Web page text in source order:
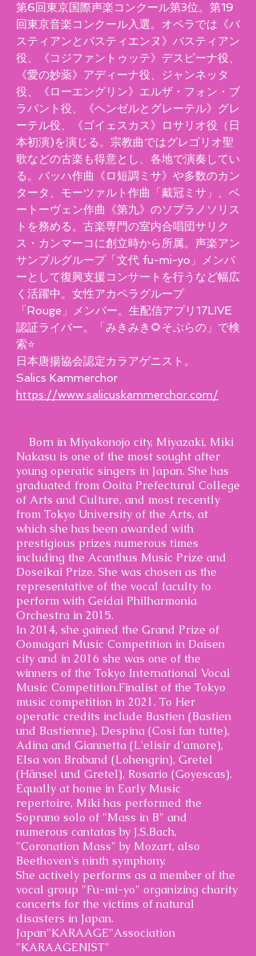
第6回東京国際声楽コンクール第3位。第19
回東京音楽コンクール入選。オペラでは《バ
スティアンとバスティエンヌ》バスティアン
役、《コジファントゥッテ》デスピーナ役、
《愛の妙薬》アディーナ役、ジャンネッタ
役、《ローエングリン》エルザ・フォン・ブ
ラバント役、《ヘンゼルとグレーテル》グレ
ーテル役、《ゴイェスカス》ロサリオ役（日
本初演)を演じる。宗教曲ではグレゴリオ聖
歌などの古楽も得意とし、各地で演奏してい
る。バッハ作曲《ロ短調ミサ》や多数のカン
タータ、モーツァルト作曲「戴冠ミサ」、ベ
ートーヴェン作曲《第九》のソプラノソリス
トを務める。 古楽専門の室内合唱団サリク
ス・カンマーコに創立時から所属。 声楽アン
サンブルグループ「文代 fu-mi-yo」メンバ
ーとして復興支援コンサートを行うなど幅広
く活躍中。女性アカペラグループ
「Rouge」メンバー。生配信アプリ17LIVE
認証ライバー。「みきみき🌻そぷらの」で検
索⭐️
日本唐揚協会認定カラアゲニスト。
Salics Kammerchor
https://www.salicuskammerchor.com/
Born in Miyakonojo city, Miyazaki, Miki
Nakasu is one of the most sought after
young operatic singers in Japan. She has
graduated from Ooita Prefectural College
of Arts and Culture, and most recently
from Tokyo University of the Arts, at
which she has been awarded with
prestigious prizes numerous times
including the Acanthus Music Prize and
Doseikai Prize. She was chosen as the
representative of the vocal faculty to
perform with Geidai Philharmonia
Orchestra in 2015.
In 2014, she gained the Grand Prize of
Oomagari Music Competition in Daisen
city and in 2016 she was one of the
winners of the Tokyo International Vocal
Music Competition.Finalist of the Tokyo
music competition in 2021. To Her
operatic credits include Bastien (Bastien
und Bastienne), Despina (Cosi fan tutte),
Adina and Giannetta (L'elisir d'amore),
Elsa von Braband (Lohengrin), Gretel
(Hänsel und Gretel), Rosario (Goyescas).
Equally at home in Early Music
repertoire, Miki has performed the
Soprano solo of "Mass in B" and
numerous cantatas by J.S.Bach,
"Coronation Mass" by Mozart, also
Beethoven's ninth symphony.
She actively performs as a member of the
vocal group "Fu-mi-yo" organizing charity
concerts for the victims of natural
disasters in Japan.
Japan"KARAAGE"Association
"KARAAGENIST"